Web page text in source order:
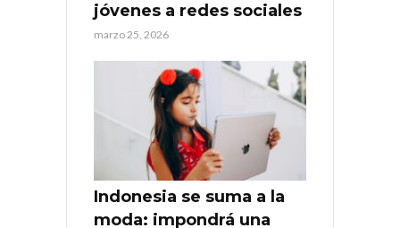
jóvenes a redes sociales
marzo 25, 2026
Indonesia se suma a la
moda: impondrá una